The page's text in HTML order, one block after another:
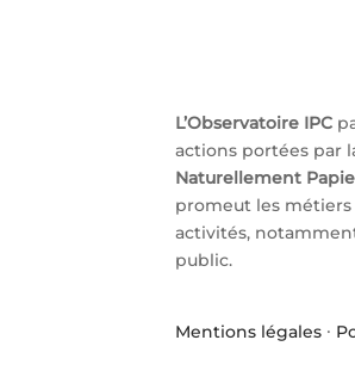
L’Observatoire IPC
actions portées par
Naturellement
promeut les
activités,
public.
Mentions légales ·